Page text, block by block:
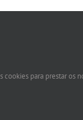
cookies para prestar os